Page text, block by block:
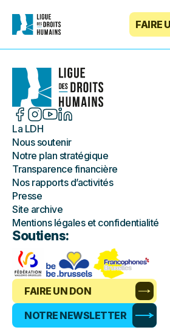
FAIRE
La LDH
Nous soutenir
Notre plan stratégique
Transparence financière
Nos rapports d’activités
Presse
Site archive
Mentions légales et confidentialité
Soutiens:
FAIRE UN DON
NOTRE NEWSLETTER